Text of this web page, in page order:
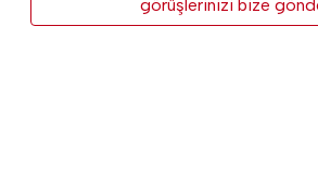
görüşlerinizi bize